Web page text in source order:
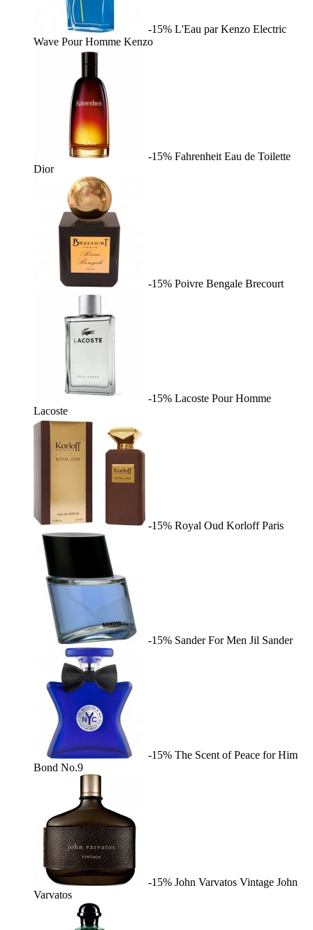
-15% L'Eau par Kenzo Electric
Wave Pour Homme Kenzo
-15% Fahrenheit Eau de Toilette
Dior
-15% Poivre Bengale Brecourt
-15% Lacoste Pour Homme
Lacoste
-15% Royal Oud Korloff Paris
-15% Sander For Men Jil Sander
-15% The Scent of Peace for Him
Bond No.9
-15% John Varvatos Vintage John
Varvatos